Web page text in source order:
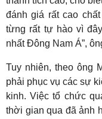
đánh giá rất cao
từng rất tự hào vì
nhất Đông Nam Á”,
Tuy nhiên, theo ông
phải phục vụ các sự
kinh. Việc tổ chức
thời gian qua đã ảnh